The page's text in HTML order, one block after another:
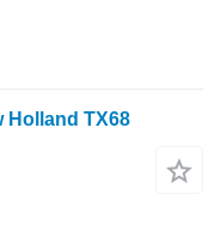
Holland TX68